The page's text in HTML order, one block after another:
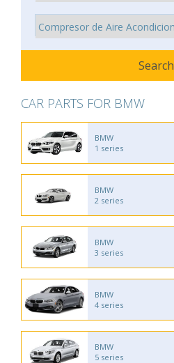
CAR PARTS FOR BMW
BMW
1 series
BMW
2 series
BMW
3 series
BMW
4 series
BMW
5 series